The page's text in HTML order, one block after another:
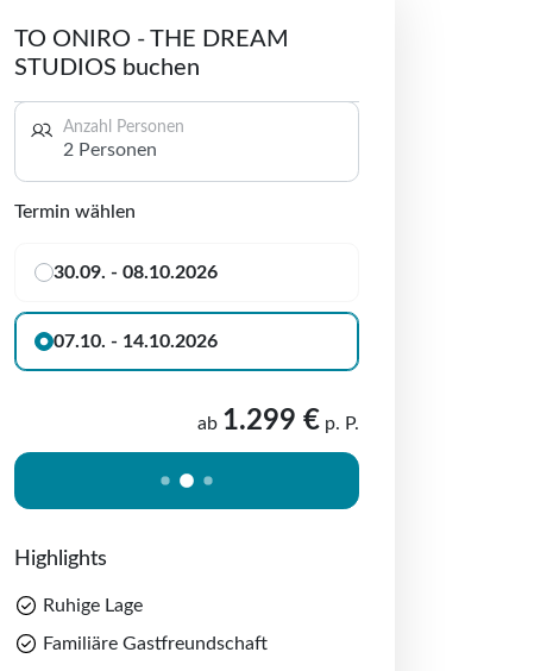
TO ONIRO - THE DREAM
STUDIOS buchen
Anzahl Personen
2 Personen
Termin wählen
30.09. - 08.10.2026
07.10. - 14.10.2026
ab 1.299 € p. P.
Highlights
Ruhige Lage
Familiäre Gastfreundschaft